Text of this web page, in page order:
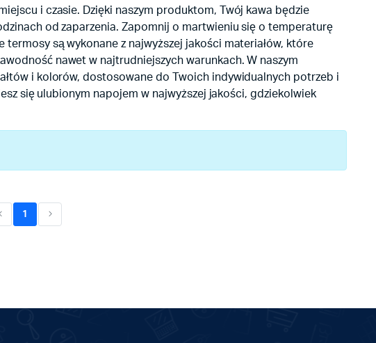
i czasie. Dzięki naszym produktom, Twój kawa będzie
od zaparzenia. Zapomnij o martwieniu się o temperaturę
są wykonane z najwyższej jakości materiałów, które
nawet w najtrudniejszych warunkach. W naszym
i kolorów, dostosowane do Twoich indywidualnych potrzeb i
się ulubionym napojem w najwyższej jakości, gdziekolwiek
1
(current)